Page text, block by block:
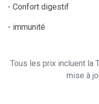
- Confort digestif
- immunité
Tous les prix incluent la
mise à